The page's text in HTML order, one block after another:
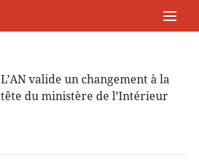
L’AN valide un changement à la
tête du ministère de l’Intérieur